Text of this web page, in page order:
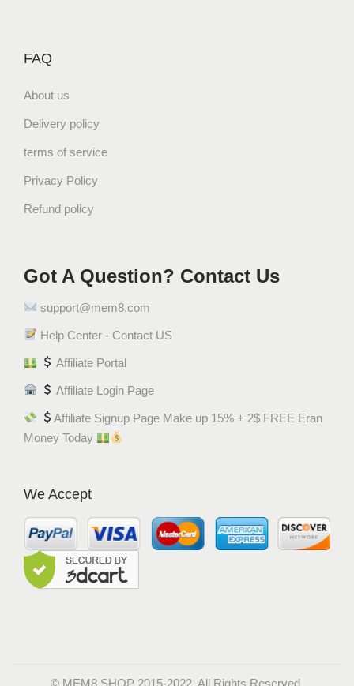
FAQ
About us
Delivery policy
terms of service
Privacy Policy
Refund policy
Got A Question? Contact Us
support@mem8.com
Help Center - Contact US
Affiliate Portal
Affiliate Login Page
Affiliate Signup Page Make up 15% + 2$ FREE Eran
Money Today
We Accept
© MEM8 SHOP 2015-2022. All Rights Reserved.